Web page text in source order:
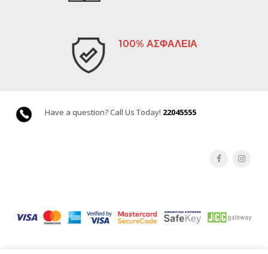
100% ΑΣΦΑΛΕΙΑ
Have a question? Call Us Today! 22045555